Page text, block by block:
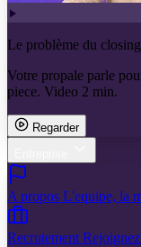
Le problème du closing
Votre propale parle
piece. Video 2 min.
Regarder
A propos L'equipe, la
Recrutement